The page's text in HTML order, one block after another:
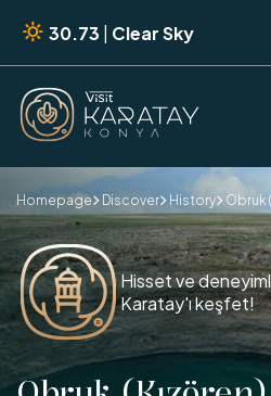
30.73 | Clear Sky
Homepage Discover History Obruk
Hisset ve
Karatay'ı keşfet!